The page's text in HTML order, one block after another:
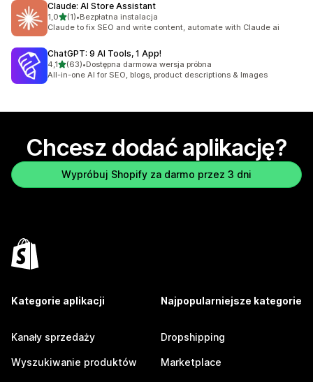
Claude: AI Store Assistant
1,0na 5 gwiazdek
(1)
Łączna liczba recenzji: 1
•Bezpłatna instalacja
Claude to fix SEO and write content, automate with Claude ai
ChatGPT: 9 AI Tools, 1 App!
4,1na 5 gwiazdek
(63)
Łączna liczba recenzji: 63
•Dostępna darmowa wersja próbna
All-in-one AI for SEO, blogs, product descriptions & Images
Chcesz dodać aplikację?
Wypróbuj Shopify za darmo przez 3 dni
Kategorie aplikacji
Kanały sprzedaży
Wyszukiwanie produktów
Najpopularniejsze kategorie
Dropshipping
Marketplace